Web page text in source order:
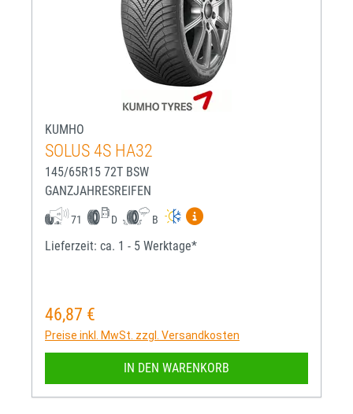
KUMHO
SOLUS 4S HA32
145/65R15 72T BSW
GANZJAHRESREIFEN
71 D B
Mehr Informationen zum
Lieferzeit: ca. 1 - 5 Werktage*
Regulärer Preis:
46,87 €
Preise inkl. MwSt. zzgl. Versandkosten
IN DEN WARENKORB